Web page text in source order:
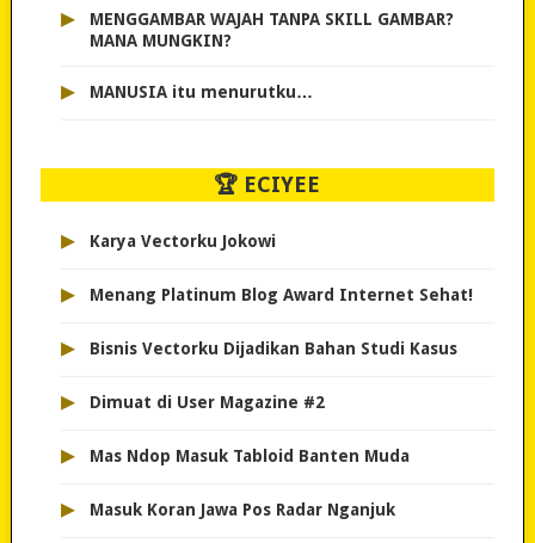
▸
MENGGAMBAR WAJAH TANPA SKILL GAMBAR?
MANA MUNGKIN?
▸ MANUSIA itu menurutku…
🏆 ECIYEE
▸ Karya Vectorku Jokowi
▸ Menang Platinum Blog Award Internet Sehat!
▸ Bisnis Vectorku Dijadikan Bahan Studi Kasus
▸ Dimuat di User Magazine #2
▸ Mas Ndop Masuk Tabloid Banten Muda
▸ Masuk Koran Jawa Pos Radar Nganjuk